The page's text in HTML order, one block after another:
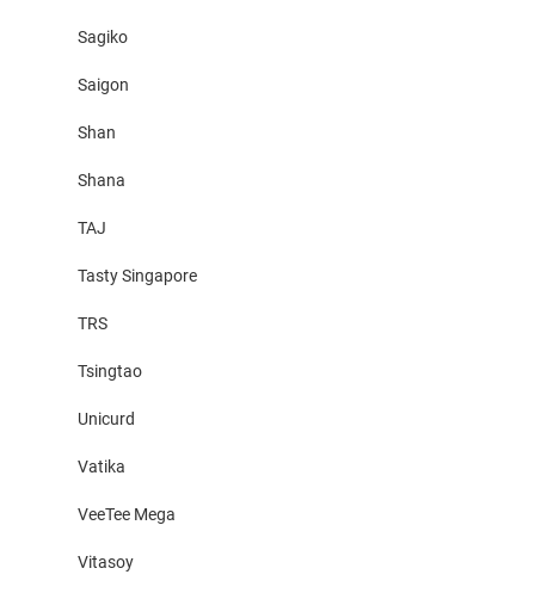
Sagiko
Saigon
Shan
Shana
TAJ
Tasty Singapore
TRS
Tsingtao
Unicurd
Vatika
VeeTee Mega
Vitasoy